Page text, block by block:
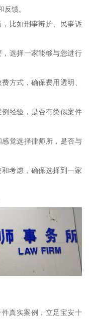
馈。
比如刑事辩护、民事诉
选择一家能够与您进行
方式，确保费用透明、
经验，是否有类似案件
觉选择律师所，是否与
考虑，确保选择到一家
真实案例，立足宝安十